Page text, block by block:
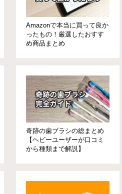
Amazonで本当に買って良か
ったもの！厳選したおすす
め商品まとめ
奇跡の歯ブラシの総まとめ
【ヘビーユーザーが口コミ
から種類まで解説】